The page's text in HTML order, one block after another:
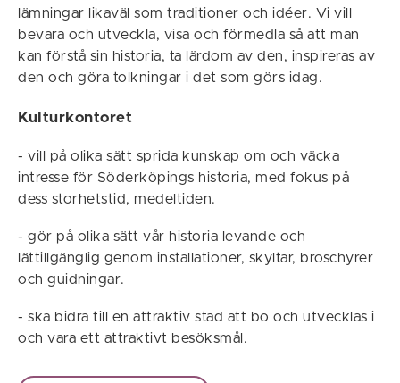
lämningar likaväl som traditioner och idéer. Vi vill
bevara och utveckla, visa och förmedla så att man
kan förstå sin historia, ta lärdom av den, inspireras av
den och göra tolkningar i det som görs idag.
Kulturkontoret
- vill på olika sätt sprida kunskap om och väcka
intresse för Söderköpings historia, med fokus på
dess storhetstid, medeltiden.
- gör på olika sätt vår historia levande och
lättillgänglig genom installationer, skyltar, broschyrer
och guidningar.
- ska bidra till en attraktiv stad att bo och utvecklas i
och vara ett attraktivt besöksmål.